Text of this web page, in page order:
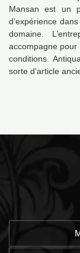
Mansan est un
d’expérience
domaine.
accompagne
conditions.
sorte d’article